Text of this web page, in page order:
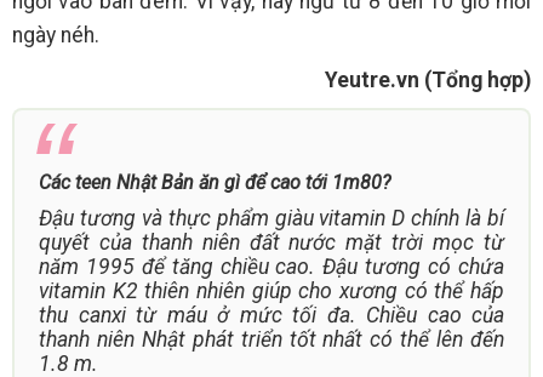
ngày néh.
Yeutre.vn (Tổng hợp)
Các teen Nhật Bản ăn gì để cao tới 1m80?
Đậu tương và thực phẩm giàu vitamin D chính là bí
quyết của thanh niên đất nước mặt trời mọc từ
năm 1995 để tăng chiều cao. Đậu tương có chứa
vitamin K2 thiên nhiên giúp cho xương có thể hấp
thu canxi từ máu ở mức tối đa. Chiều cao của
thanh niên Nhật phát triển tốt nhất có thể lên đến
1.8 m.